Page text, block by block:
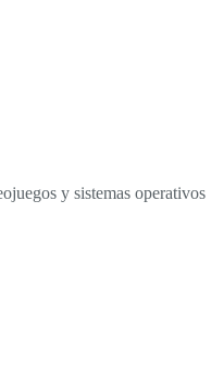
y sistemas operativos